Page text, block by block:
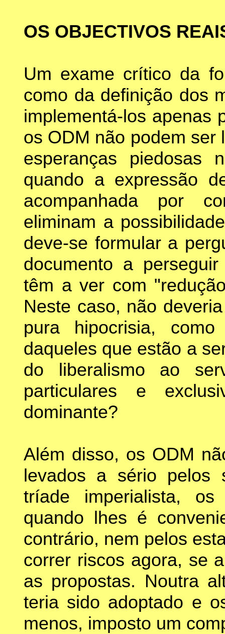
OS OBJECTIVOS
Um exame crítico da
como da definição dos
implementá-los apenas
os ODM não podem ser
esperanças piedosas
quando a expressão
acompanhada por
eliminam a
deve-se formular a
documento a
têm a ver com
Neste caso, não
pura hipocrisia,
daqueles que estão a
do liberalismo ao
particulares e
dominante?
Além disso, os ODM
levados a sério pelos
tríade imperialista, os
quando lhes é
contrário, nem pelos
correr riscos agora, se
as propostas. Noutra
teria sido adoptado e
menos, imposto um